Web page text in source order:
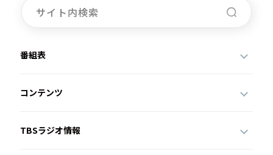
番組表
コンテンツ
TBSラジオ情報